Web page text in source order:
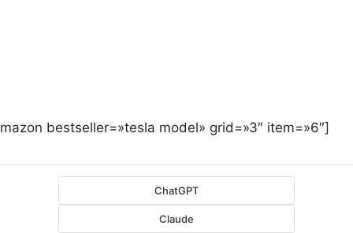
bestseller=»tesla model» grid=»3″ item=»6″]
ChatGPT
Claude